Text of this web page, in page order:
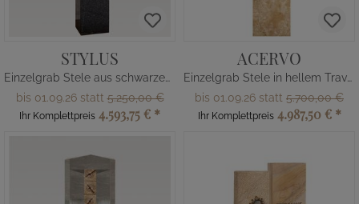
STYLUS
Einzelgrab Stele aus schwarzem Granit & Bronze
bis 01.09.26 statt5.250,00 €
Ihr Komplettpreis 4.593,75 € *
ACERVO
Einzelgrab Stele in hellem Travertin & Bronze Element
bis 01.09.26 statt 5.700,00 €
Ihr Komplettpreis 4.987,50 € *